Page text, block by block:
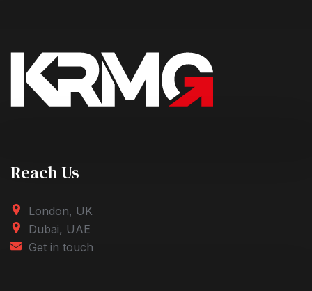
Reach Us
London, UK
Dubai, UAE
Get in touch